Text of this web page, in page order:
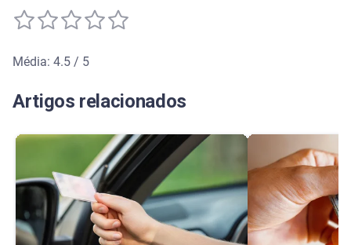
Média: 4.5 / 5
Artigos relacionados